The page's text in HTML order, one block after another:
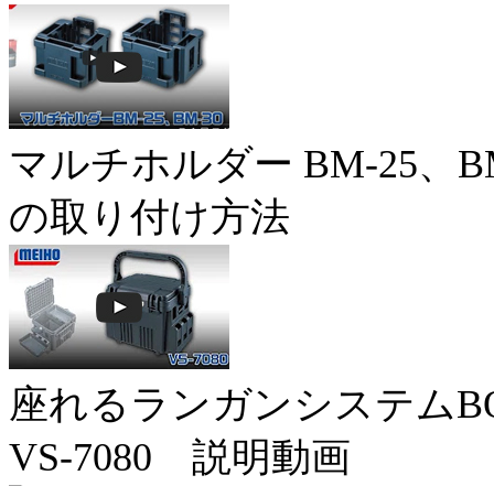
マルチホルダー BM-25、
の取り付け方法
座れるランガンシステム
VS-7080 説明動画